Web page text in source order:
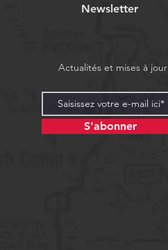
Newsletter
Actualités et mises à jour
S'abonner